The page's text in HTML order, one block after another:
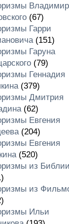
(67)
Гарри
(151)
Гаруна
(79)
Геннадия
(379)
Дмитрия
(62)
Евгения
(204)
Евгения
(520)
из
из
Ильи